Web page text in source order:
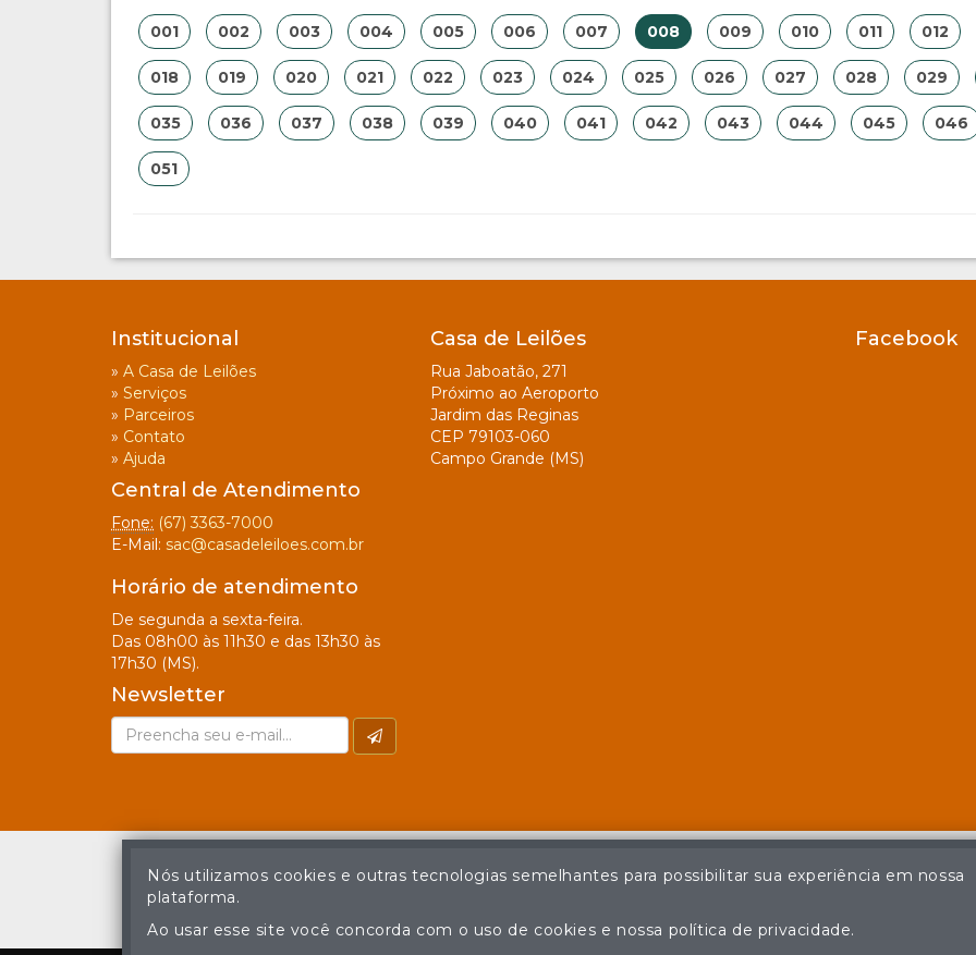
001 002 003 004 005 006 007 008 009 010 011 012
018 019 020 021 022 023 024 025 026 027 028 029
035 036 037 038 039 040 041 042 043 044 045 046
051
Institucional
» A Casa de Leilões
» Serviços
» Parceiros
» Contato
» Ajuda
Central de Atendimento
Fone: (67) 3363-7000
E-Mail: sac@casadeleiloes.com.br
Horário de atendimento
De segunda a sexta-feira.
Das 08h00 às 11h30 e das 13h30 às
17h30 (MS).
Newsletter
Casa de Leilões
Rua Jaboatão, 271
Próximo ao Aeroporto
Jardim das Reginas
CEP 79103-060
Campo Grande (MS)
Facebook
A cópia ou reprodução não autorizada do conteúdo deste site poderá acarretar em
Nós utilizamos cookies e outras tecnologias semelhantes para possibilitar sua experiência em nossa
plataforma.
Ao usar esse site você concorda com o uso de cookies e nossa política de privacidade.